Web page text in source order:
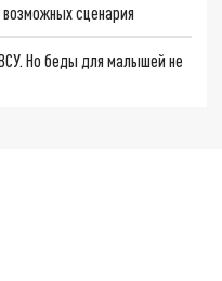
сценария
Но беды для малышей не